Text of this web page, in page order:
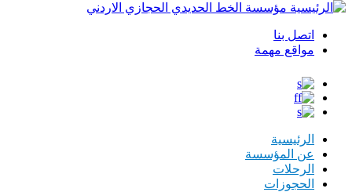
مؤسسة الخط الحديدي الحجازي الاردني
Top
Menu
اتصل بنا
مواقع مهمة
الرئيسية
عن المؤسسة
الرحلات
الحجوزات